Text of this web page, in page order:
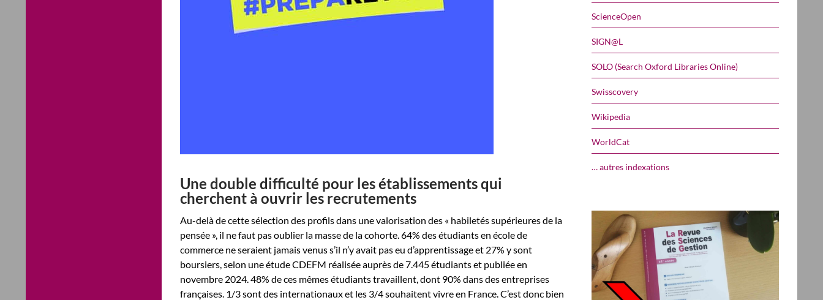
Une double difficulté pour les établissements qui
cherchent à ouvrir les recrutements
Au-delà de cette sélection des profils dans une valorisation des « habiletés supérieures de la
pensée », il ne faut pas oublier la masse de la cohorte. 64% des étudiants en école de
commerce ne seraient jamais venus s’il n’y avait pas eu d’apprentissage et 27% y sont
boursiers, selon une étude CDEFM réalisée auprès de 7.445 étudiants et publiée en
novembre 2024. 48% de ces mêmes étudiants travaillent, dont 90% dans des entreprises
françaises. 1/3 sont des internationaux et les 3/4 souhaitent vivre en France. C’est donc bien
ScienceOpen
SIGN@L
SOLO (Search Oxford Libraries Online)
Swisscovery
Wikipedia
WorldCat
… autres indexations